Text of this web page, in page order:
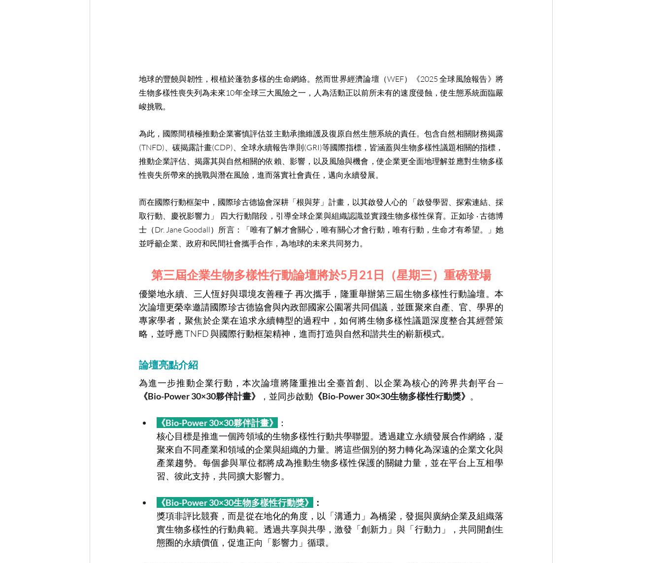
地球的豐饒與韌性，根植於蓬勃多樣的生命網絡。然而世界經濟論壇（WEF）《2025 全球風險報告》將
生物多樣性喪失列為未來10年全球三大風險之一，人為活動正以前所未有的速度侵蝕，使生態系統面臨嚴
峻挑戰。
為此，國際間積極推動企業審慎評估並主動承擔維護及復原自然生態系統的責任。包含自然相關財務揭露
(TNFD)、碳揭露計畫(CDP)、全球永續報告準則(GRI)等國際指標，皆涵蓋與生物多樣性議題相關的指標，
推動企業評估、揭露其與自然相關的依賴、影響，以及風險與機會，使企業更全面地理解並應對生物多樣
性喪失所帶來的挑戰與潛在風險，進而落實社會責任，邁向永續發展。
而在國際行動框架中，國際珍古德協會深耕「根與芽」計畫，以其啟發人心的 「啟發學習、探索連結、採
取行動、慶祝影響力」 四大行動階段，引導全球企業與組織認識並實踐生物多樣性保育。正如珍 ‧ 古德博
士（Dr. Jane Goodall）所言：「唯有了解才會關心，唯有關心才會行動，唯有行動，生命才有希望。」她
並呼籲企業、政府和民間社會攜手合作，為地球的未來共同努力。
第三屆企業生物多樣性行動論壇將於5月21日（星期三）重磅登場
優樂地永續、三人恆好與環境友善種子 再次攜手，隆重舉辦第三屆生物多樣性行動論壇。本
次論壇更榮幸邀請國際珍古德協會與內政部國家公園署共同倡議，並匯聚來自產、官、學界的
專家學者，聚焦於企業在追求永續轉型的過程中，如何將生物多樣性議題深度整合其經營策
略，並呼應 TNFD 與國際行動框架精神，進而打造與自然和諧共生的嶄新模式。
論壇亮點介紹
為進一步推動企業行動，本次論壇將隆重推出全臺首創、以企業為核心的跨界共創平台—
《Bio-Power 30×30夥伴計畫》
，並同步啟動 《Bio-Power 30×30生物多樣性行動獎》 。
《Bio-Power 30×30夥伴計畫》
：
核心目標是推進一個跨領域的生物多樣性行動共學聯盟。透過建立永續發展合作網絡，凝
聚來自不同產業和領域的企業與組織的力量。將這些個別的努力轉化為深遠的企業文化與
產業趨勢。每個參與單位都將成為推動生物多樣性保護的關鍵力量，並在平台上互相學
習、彼此支持，共同擴大影響力。
《Bio-Power 30×30生物多樣性行動獎》
：
獎項非評比競賽，而是從在地化的角度，以「溝通力」為橋梁，發掘與廣納企業及組織落
實生物多樣性的行動典範。透過共享與共學，激發「創新力」與「行動力」，共同開創生
態圈的永續價值，促進正向「影響力」循環。